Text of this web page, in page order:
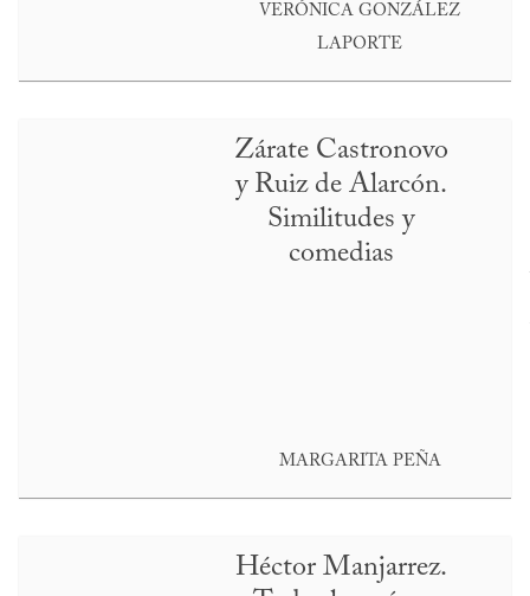
VERÓNICA GONZÁLEZ
LAPORTE
Zárate Castronovo
y Ruiz de Alarcón.
Similitudes y
comedias
MARGARITA PEÑA
Héctor Manjarrez.